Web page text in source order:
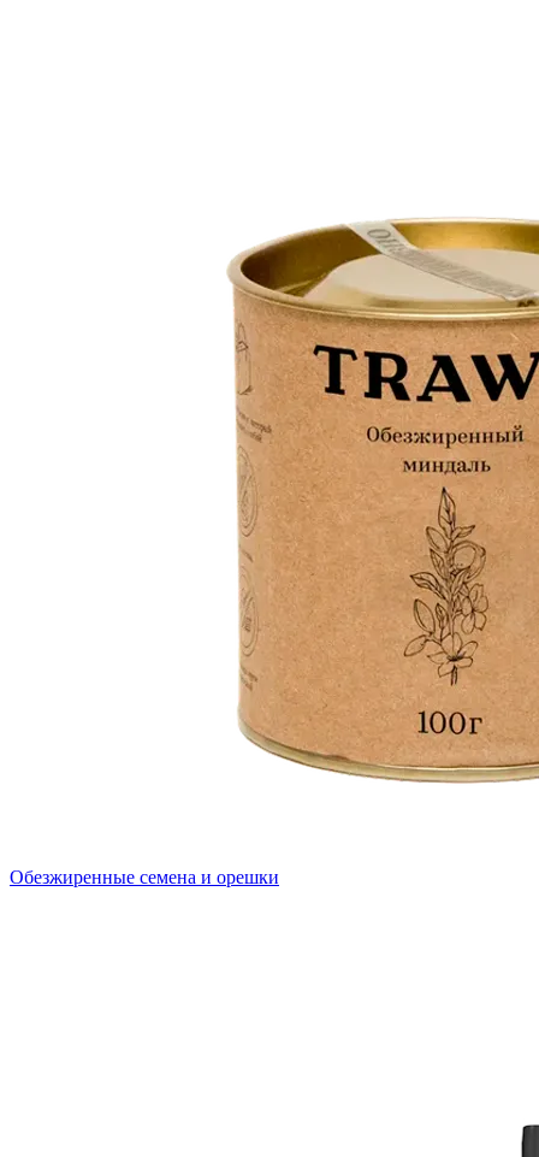
Обезжиренные семена и орешки